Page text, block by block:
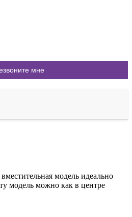
модель идеально
модель можно как в центре